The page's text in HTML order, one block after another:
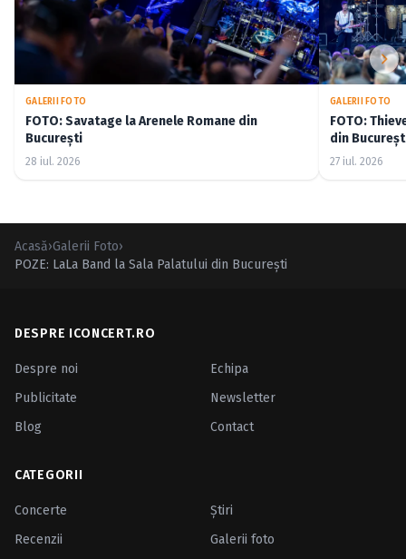
GALERII FOTO
FOTO: Savatage la Arenele Romane din
București
28 iul. 2026
GALERII FOTO
FOTO:
din
27 iul. 2026
Acasă›Galerii Foto›
POZE: LaLa Band la Sala Palatului din Bucureşti
DESPRE ICONCERT.RO
Despre noi
Echipa
Publicitate
Newsletter
Blog
Contact
CATEGORII
Concerte
Ştiri
Recenzii
Galerii foto